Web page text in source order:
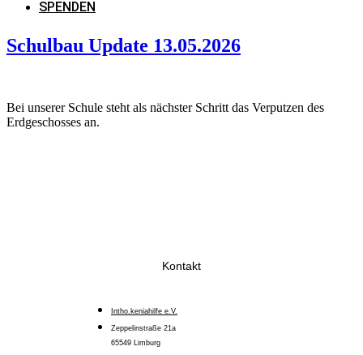
SPENDEN
Schulbau Update 13.05.2026
Bei unserer Schule steht als nächster Schritt das Verputzen des
Erdgeschosses an.
Kontakt
Intho.keniahilfe e.V.
Zeppelinstraße 21a
65549 Limburg